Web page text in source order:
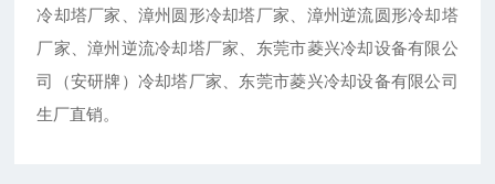
冷却塔厂家、漳州圆形冷却塔厂家、漳州逆流圆形冷却塔
厂家、漳州逆流冷却塔厂家、东莞市菱兴冷却设备有限公
司（安研牌）冷却塔厂家、东莞市菱兴冷却设备有限公司
生厂直销。